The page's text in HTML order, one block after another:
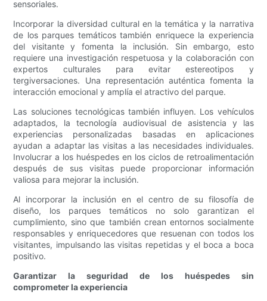
sensoriales.
Incorporar la diversidad cultural en la temática y la narrativa
de los parques temáticos también enriquece la experiencia
del visitante y fomenta la inclusión. Sin embargo, esto
requiere una investigación respetuosa y la colaboración con
expertos culturales para evitar estereotipos y
tergiversaciones. Una representación auténtica fomenta la
interacción emocional y amplía el atractivo del parque.
Las soluciones tecnológicas también influyen. Los vehículos
adaptados, la tecnología audiovisual de asistencia y las
experiencias personalizadas basadas en aplicaciones
ayudan a adaptar las visitas a las necesidades individuales.
Involucrar a los huéspedes en los ciclos de retroalimentación
después de sus visitas puede proporcionar información
valiosa para mejorar la inclusión.
Al incorporar la inclusión en el centro de su filosofía de
diseño, los parques temáticos no solo garantizan el
cumplimiento, sino que también crean entornos socialmente
responsables y enriquecedores que resuenan con todos los
visitantes, impulsando las visitas repetidas y el boca a boca
positivo.
Garantizar la seguridad de los huéspedes sin
comprometer la experiencia